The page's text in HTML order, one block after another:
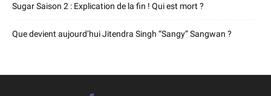
Sugar Saison 2 : Explication de la fin ! Qui est mort ?
Que devient aujourd’hui Jitendra Singh “Sangy” Sangwan ?